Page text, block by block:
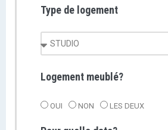
Type de logement
Logement meublé?
OUI NON LES DEUX